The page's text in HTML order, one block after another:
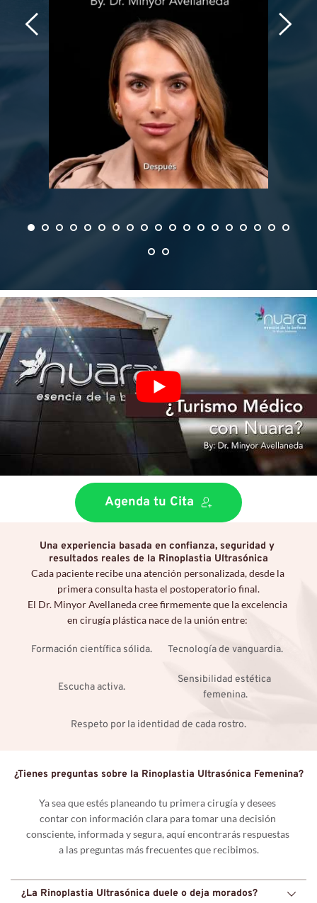
Agenda tu Cita
Una experiencia basada en confianza, seguridad y
resultados reales de la Rinoplastia Ultrasónica
Cada paciente recibe una atención personalizada, desde la
primera consulta hasta el postoperatorio final.
El Dr. Minyor Avellaneda cree firmemente que la excelencia
en cirugía plástica nace de la unión entre:
Formación científica sólida. Tecnología de vanguardia.
Escucha activa.
Sensibilidad estética
femenina.
Respeto por la identidad de cada rostro.
¿Tienes preguntas sobre la Rinoplastia Ultrasónica Femenina?
Ya sea que estés planeando tu primera cirugía y desees
contar con información clara para tomar una decisión
consciente, informada y segura, aquí encontrarás respuestas
a las preguntas más frecuentes que recibimos.
¿La Rinoplastia Ultrasónica duele o deja morados?